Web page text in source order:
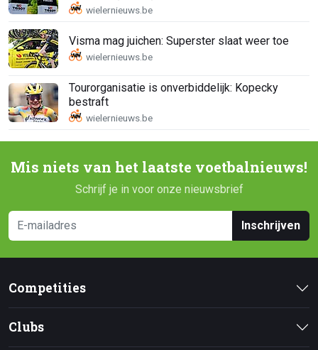
Visma mag juichen: Superster slaat weer toe
Tourorganisatie is onverbiddelijk: Kopecky
bestraft
Mis niets van het laatste voetbalnieuws!
Schrijf je in voor onze nieuwsbrief
Inschrijven
Competities
Clubs